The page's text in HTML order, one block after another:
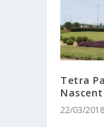
Tetra
22/03/2018